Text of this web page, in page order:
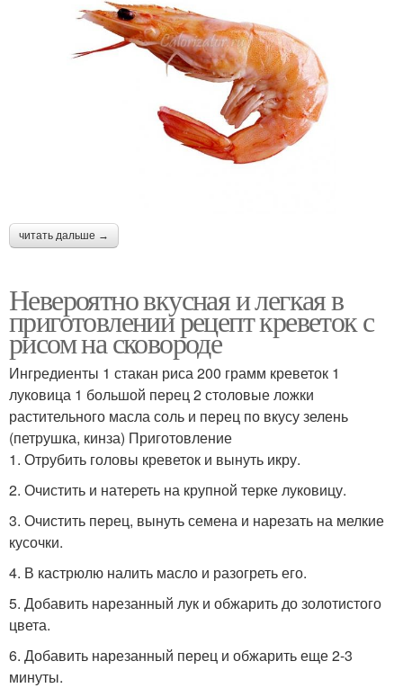
читать дальше →
Невероятно вкусная и легкая в
приготовлении рецепт креветок с
рисом на сковороде
Ингредиенты 1 стакан риса 200 грамм креветок 1
луковица 1 большой перец 2 столовые ложки
растительного масла соль и перец по вкусу зелень
(петрушка, кинза) Приготовление
1. Отрубить головы креветок и вынуть икру.
2. Очистить и натереть на крупной терке луковицу.
3. Очистить перец, вынуть семена и нарезать на мелкие
кусочки.
4. В кастрюлю налить масло и разогреть его.
5. Добавить нарезанный лук и обжарить до золотистого
цвета.
6. Добавить нарезанный перец и обжарить еще 2-3
минуты.